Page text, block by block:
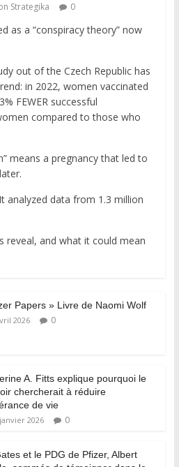
Strategika 0
as a “conspiracy theory” now
out of the Czech Republic has
in 2022, women vaccinated
FEWER successful
compared to those who
means a pregnancy that led to
analyzed data from 1.3 million
reveal, and what it could mean
Papers » Livre de Naomi Wolf
2026 0
A. Fitts explique pourquoi le
chercherait à réduire
de vie
2026 0
et le PDG de Pfizer, Albert